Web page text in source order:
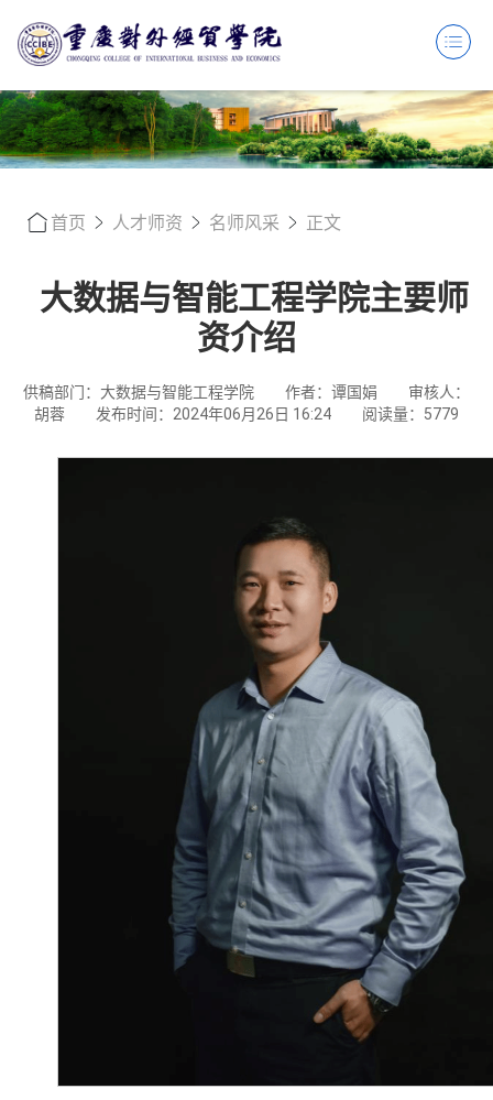
首页 人才师资 名师风采 正文
大数据与智能工程学院主要师
资介绍
供稿部门：大数据与智能工程学院 作者：谭国娟
审核人：
胡蓉
发布时间：2024年06月26日 16:24 阅读量： 5779